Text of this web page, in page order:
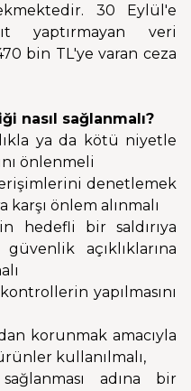
30 Eylül'e
yaptırmayan veri
bin TL'ye varan ceza
nasıl sağlanmalı?
ya da kötü niyetle
önlenmeli
denetlemek
karşı önlem alınmalı
hedefli bir saldırıya
açıklıklarına
yapılmasını
korunmak amacıyla
kullanılmalı,
adına bir